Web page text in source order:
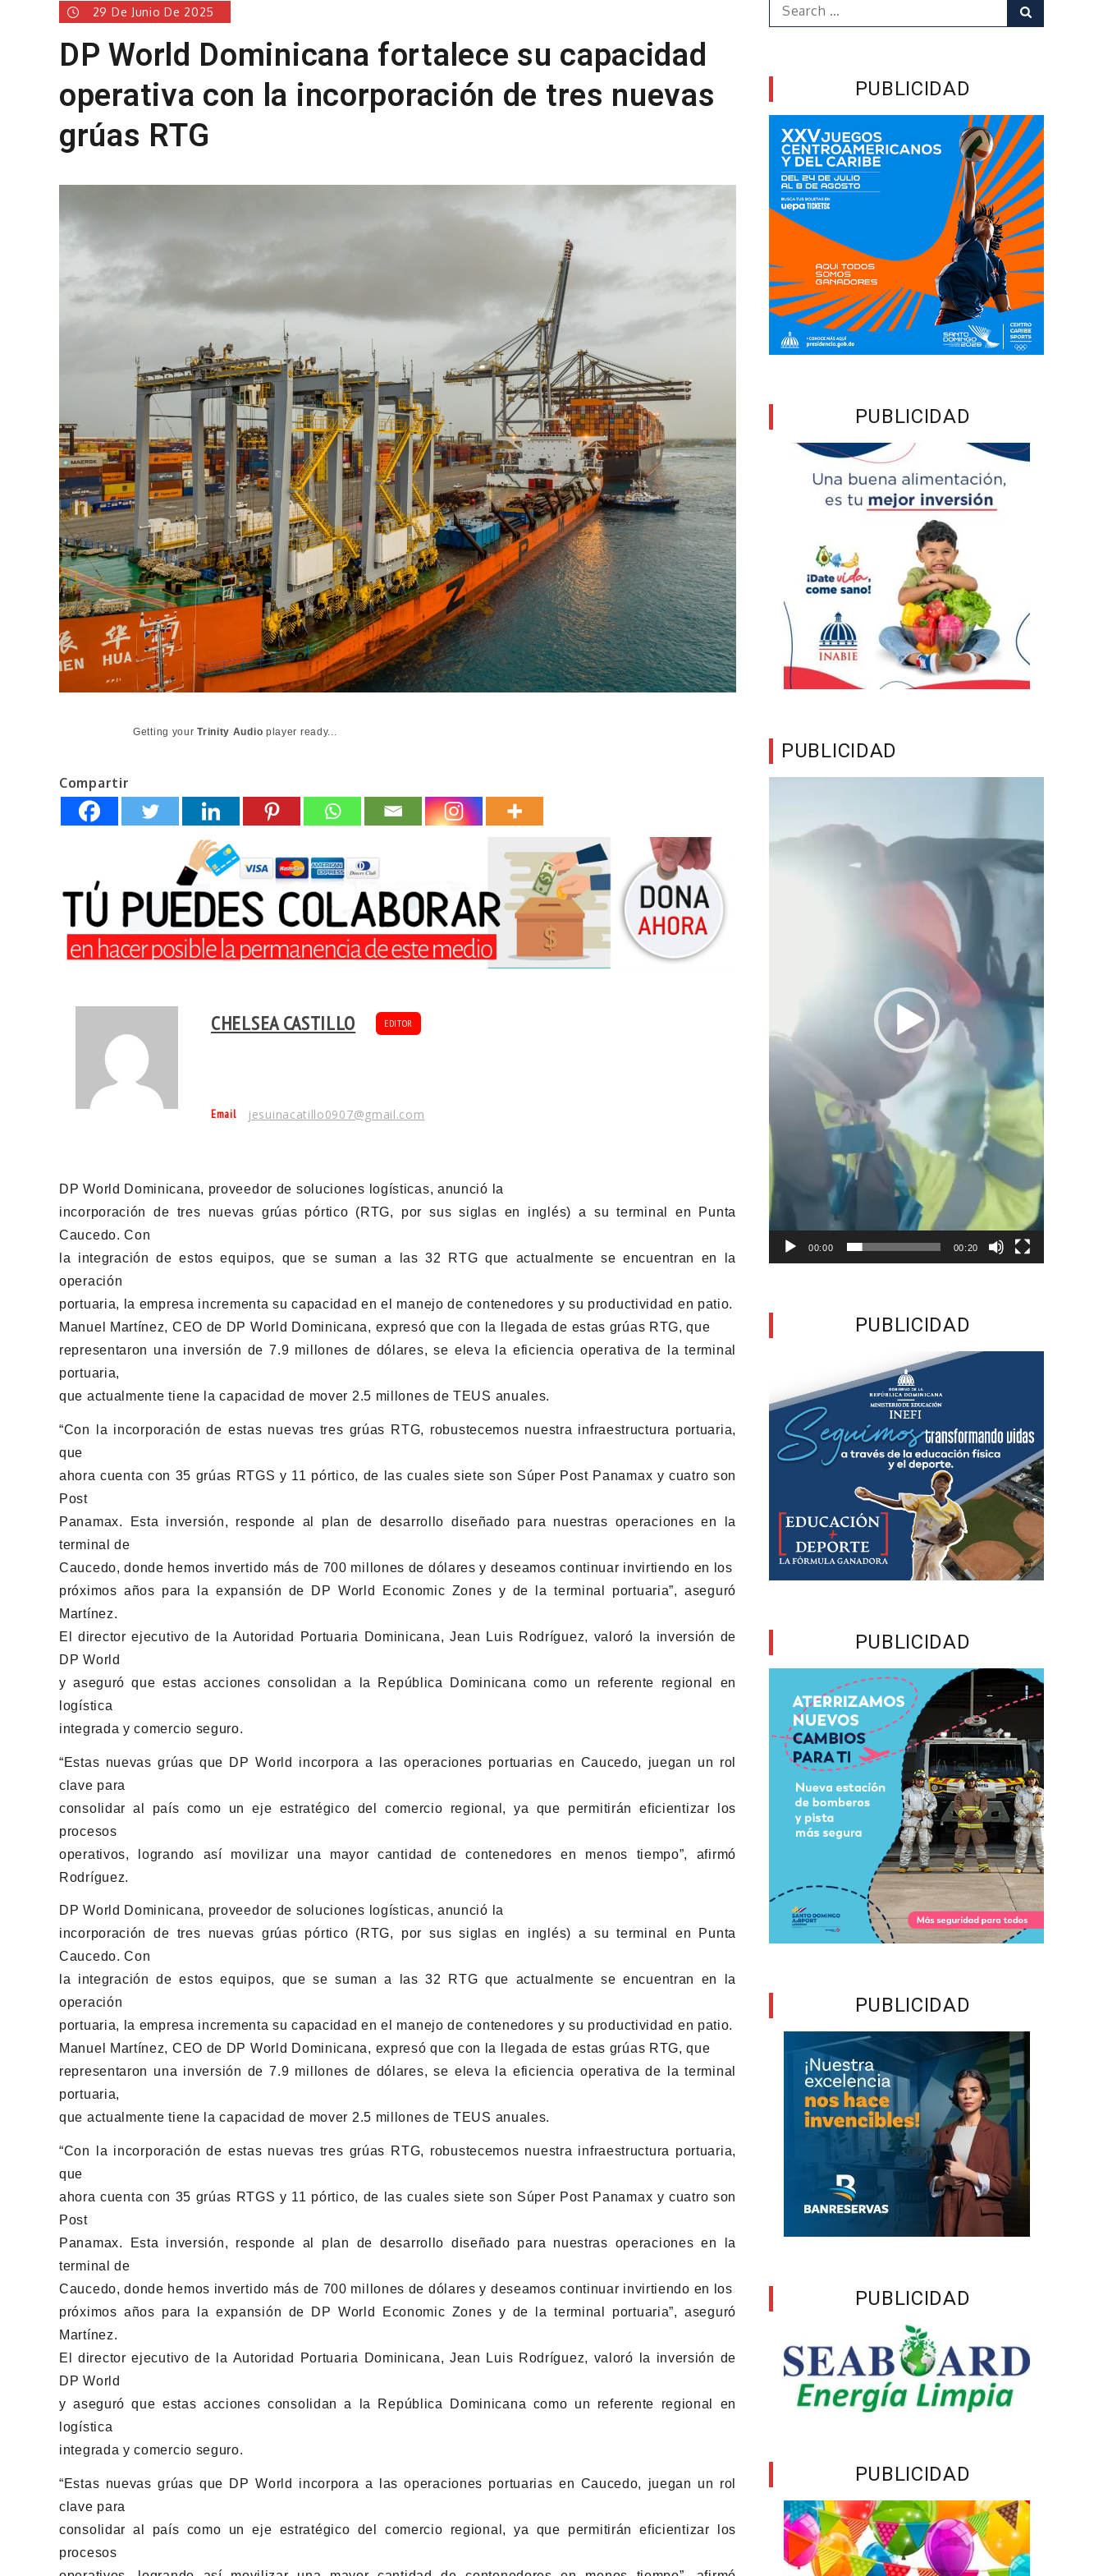
29 De Junio De 2025
DP World Dominicana fortalece su capacidad
operativa con la incorporación de tres nuevas
grúas RTG
Getting yourTrinity Audio player ready...
Compartir
CHELSEA CASTILLO EDITOR
Email jesuinacatillo0907@gmail.com
DP World Dominicana, proveedor de soluciones logísticas, anunció la
incorporación de tres nuevas grúas pórtico (RTG, por sus siglas en inglés) a su terminal en Punta
Caucedo. Con
la integración de estos equipos, que se suman a las 32 RTG que actualmente se encuentran en la
operación
portuaria, la empresa incrementa su capacidad en el manejo de contenedores y su productividad en patio.
Manuel Martínez, CEO de DP World Dominicana, expresó que con la llegada de estas grúas RTG, que
representaron una inversión de 7.9 millones de dólares, se eleva la eficiencia operativa de la terminal
portuaria,
que actualmente tiene la capacidad de mover 2.5 millones de TEUS anuales.
“Con la incorporación de estas nuevas tres grúas RTG, robustecemos nuestra infraestructura portuaria,
que
ahora cuenta con 35 grúas RTGS y 11 pórtico, de las cuales siete son Súper Post Panamax y cuatro son
Post
Panamax. Esta inversión, responde al plan de desarrollo diseñado para nuestras operaciones en la
terminal de
Caucedo, donde hemos invertido más de 700 millones de dólares y deseamos continuar invirtiendo en los
próximos años para la expansión de DP World Economic Zones y de la terminal portuaria”, aseguró
Martínez.
El director ejecutivo de la Autoridad Portuaria Dominicana, Jean Luis Rodríguez, valoró la inversión de
DP World
y aseguró que estas acciones consolidan a la República Dominicana como un referente regional en
logística
integrada y comercio seguro.
“Estas nuevas grúas que DP World incorpora a las operaciones portuarias en Caucedo, juegan un rol
clave para
consolidar al país como un eje estratégico del comercio regional, ya que permitirán eficientizar los
procesos
operativos, logrando así movilizar una mayor cantidad de contenedores en menos tiempo”, afirmó
Rodríguez.
DP World Dominicana, proveedor de soluciones logísticas, anunció la
incorporación de tres nuevas grúas pórtico (RTG, por sus siglas en inglés) a su terminal en Punta
Caucedo. Con
la integración de estos equipos, que se suman a las 32 RTG que actualmente se encuentran en la
operación
portuaria, la empresa incrementa su capacidad en el manejo de contenedores y su productividad en patio.
Manuel Martínez, CEO de DP World Dominicana, expresó que con la llegada de estas grúas RTG, que
representaron una inversión de 7.9 millones de dólares, se eleva la eficiencia operativa de la terminal
portuaria,
que actualmente tiene la capacidad de mover 2.5 millones de TEUS anuales.
“Con la incorporación de estas nuevas tres grúas RTG, robustecemos nuestra infraestructura portuaria,
que
ahora cuenta con 35 grúas RTGS y 11 pórtico, de las cuales siete son Súper Post Panamax y cuatro son
Post
Panamax. Esta inversión, responde al plan de desarrollo diseñado para nuestras operaciones en la
terminal de
Caucedo, donde hemos invertido más de 700 millones de dólares y deseamos continuar invirtiendo en los
próximos años para la expansión de DP World Economic Zones y de la terminal portuaria”, aseguró
Martínez.
El director ejecutivo de la Autoridad Portuaria Dominicana, Jean Luis Rodríguez, valoró la inversión de
DP World
y aseguró que estas acciones consolidan a la República Dominicana como un referente regional en
logística
integrada y comercio seguro.
“Estas nuevas grúas que DP World incorpora a las operaciones portuarias en Caucedo, juegan un rol
clave para
consolidar al país como un eje estratégico del comercio regional, ya que permitirán eficientizar los
procesos
for:
PUBLICIDAD
PUBLICIDAD
PUBLICIDAD
00:00 00:20
PUBLICIDAD
PUBLICIDAD
PUBLICIDAD
PUBLICIDAD
PUBLICIDAD